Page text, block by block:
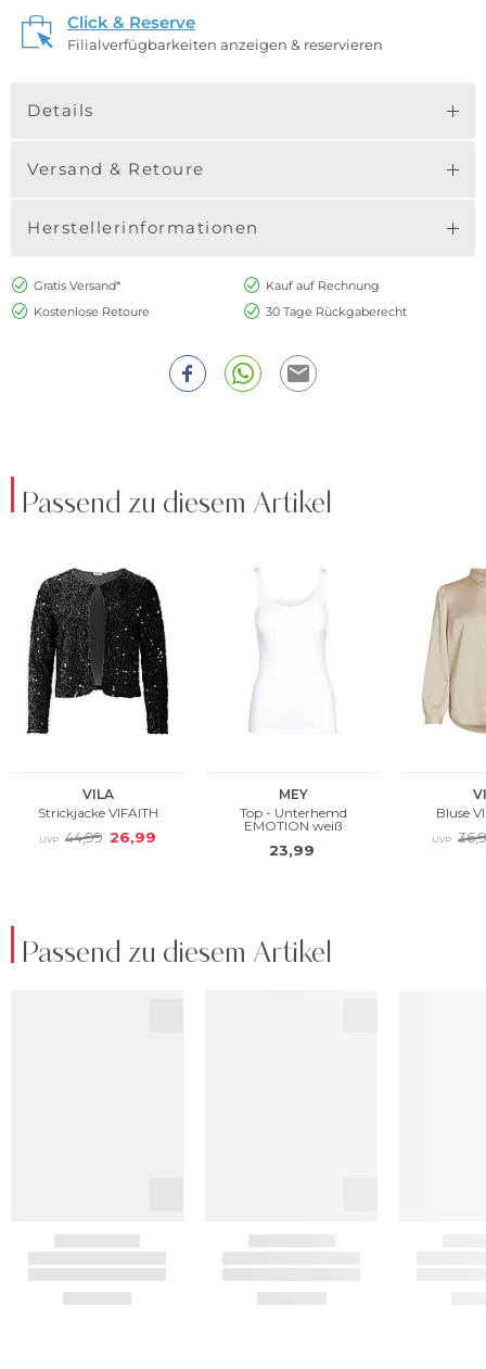
Click & Reserve
Filialverfügbarkeiten anzeigen & reservieren
Details
Versand & Retoure
Herstellerinformationen
Gratis Versand*
Kauf auf Rechnung
Kostenlose Retoure
30 Tage Rückgaberecht
Passend zu diesem Artikel
Passend zu diesem Artikel